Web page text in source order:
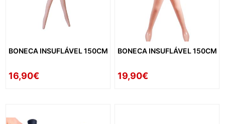
BONECA INSUFLÁVEL 150CM
16,90€
BONECA INSUFLÁVEL 150CM
19,90€